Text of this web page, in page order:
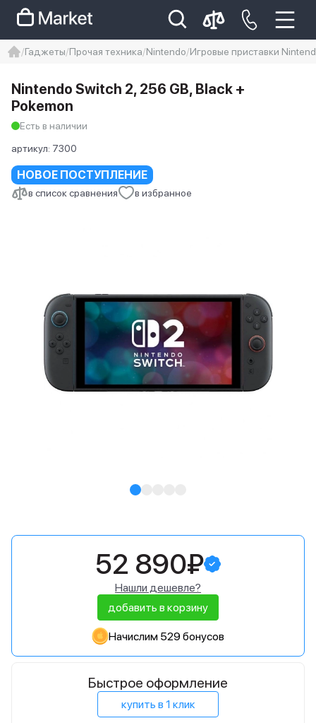
Iphone 14 pro max
айфон 14
Гаджеты Прочая техника Nintendo Игровые приставки
НОВОЕ ПОСТУПЛЕНИЕ
в список сравнения в избранное
Nintendo Switch 2, 256 GB, Black +
Pokemon
Есть в наличии
артикул: 7300
52 890₽
Нашли дешевле?
добавить в корзину
Начислим 529 бонусов
Быстрое оформление
купить в 1 клик